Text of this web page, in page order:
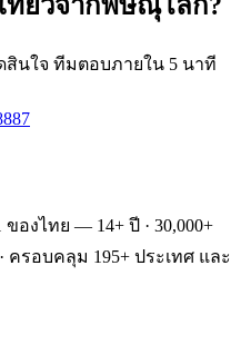
ที่ยวจากพิษณุโลก?
นใจ ทีมตอบภายใน 5 นาที
งไทย — 14+ ปี · 30,000+
· ครอบคลุม 195+ ประเทศ และ